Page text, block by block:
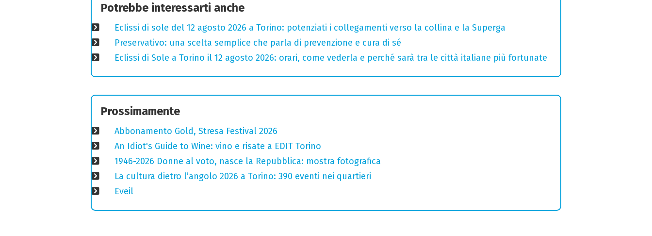
Potrebbe interessarti anche
Eclissi di sole del 12 agosto 2026 a Torino: potenziati i collegamenti verso la collina e la Superga
Preservativo: una scelta semplice che parla di prevenzione e cura di sé
Eclissi di Sole a Torino il 12 agosto 2026: orari, come vederla e perché sarà tra le città italiane più fortunate
Prossimamente
Abbonamento Gold, Stresa Festival 2026
An Idiot's Guide to Wine: vino e risate a EDIT Torino
1946-2026 Donne al voto, nasce la Repubblica: mostra fotografica
La cultura dietro l’angolo 2026 a Torino: 390 eventi nei quartieri
Eveil